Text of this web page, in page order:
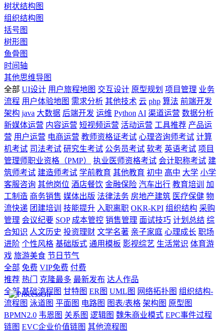
树状结构图
组织结构图
括号图
树形图
鱼骨图
时间轴
其他思维导图
全部 UI设计 用户旅程地图 交互设计 原型规划 项目管理 业务
流程 用户体验地图 需求分析 其他技术 云 php 算法 前端开发
架构 java 大数据 后端开发 运维 Python AI 渠道运营 数据分析
新媒体运营 内容运营 短视频运营 活动运营 工具推荐 产品运
营 用户运营 电商运营 教师资格证考试 心理咨询师考试 计算
机考试 司法考试 研究生考试 公务员考试 软考 英语考试 项目
管理师职业资格（PMP）
执业医师资格考试 会计职称考试 建
筑师考试 建造师考试 学前教育 其他教育 初中 高中 大学 小学
客服咨询 其他岗位 酒店餐饮 金融保险 汽车出行 教育培训
加
工制造 商务销售 媒体出版 法律法务 房地产建筑 医疗保健 物
流快递 团建培训 技能提升 入职离职 OKR-KPI 组织结构 采购
管理 会议纪要 SOP 成本管控 销售管理 面试技巧 计划总结 综
合知识 人文历史 投资理财 文学名著 亲子家庭 心理成长 职场
进阶 个性风格 基础版式 通用模板 影视综艺 生活常识 体育游
戏 旅游美食 节日节气
全部 免费 VIP免费 付费
推荐 热门 克隆最多 最新发布 达人作品
全部 基础流程图 甘特图 ER图 UML图 网络拓扑图 组织结构-
流程图 泳道图 平面图 电路图 图表/表格 架构图 原型图
BPMN2.0 韦恩图 关系图 逻辑图 魏朱商业模式 EPC事件过程
链图 EVC企业价值链图 其他流程图